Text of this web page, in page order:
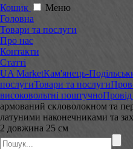
Кошик
Меню
Головна
Товари та послуги
Про нас
Контакти
Статті
UA MarketКам'янець-
послугиТовари та послуги
високовольтні поштучно
армований скловолокном та
латуними наконечниками та
2 довжина 25 см